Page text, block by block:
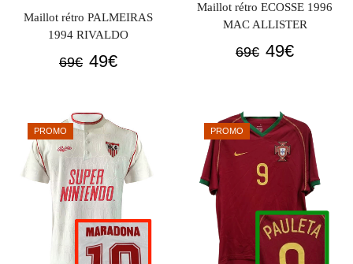
Maillot rétro PALMEIRAS
1994 RIVALDO
69€ Le
était :
69€.
49€Le
est :
49€.
Maillot rétro ECOSSE 1996
MAC ALLISTER
69€ Le
était :
69€.
49€Le
49€.
PROMO PROMO